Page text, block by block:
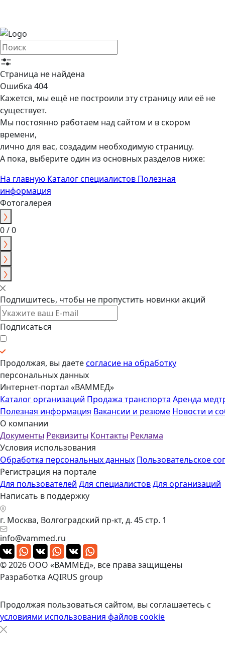
Страница не найдена
Ошибка 404
Кажется, мы ещё не построили эту страницу или её не
существует.
Мы постоянно работаем над сайтом и в скором
времени,
лично для вас, создадим необходимую страницу.
А пока, выберите один из основных разделов ниже:
На главную Каталог специалистов Полезная
информация
Фотогалерея
0 / 0
Подпишитесь, чтобы не пропустить новинки акций
Подписаться
Продолжая, вы даетесогласие на обработку
персональных данных
Интернет-портал «ВАММЕД»
Каталог организаций Продажа транспорта Аренда
Полезная информация Вакансии и резюме Новости и
О компании
Документы Реквизиты Контакты Реклама
Условия использования
Обработка персональных данных Пользовательское
Регистрация на портале
Для пользователей Для специалистовДля организаций
Написать в поддержку
г. Москва, Волгоградский пр-кт, д. 45 стр. 1
info@vammed.ru
© 2026 ООО «ВАММЕД», все права защищены
Разработка AQIRUS group
Продолжая пользоваться сайтом, вы соглашаетесь с
условиями использования файлов cookie